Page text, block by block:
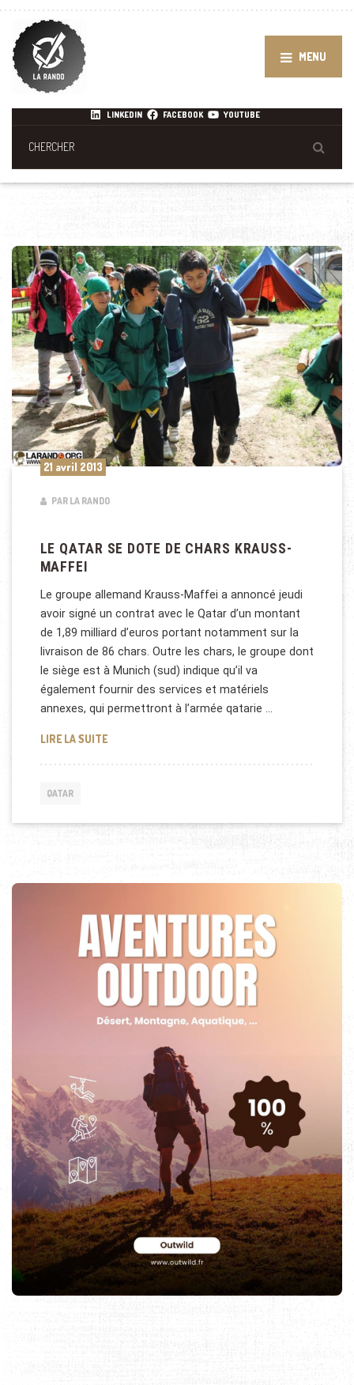
MENU
LINKEDIN FACEBOOK YOUTUBE
21 avril 2013
PAR LA RANDO
LE QATAR SE DOTE DE CHARS KRAUSS-
MAFFEI
Le groupe allemand Krauss-Maffei a annoncé jeudi
avoir signé un contrat avec le Qatar d’un montant
de 1,89 milliard d’euros portant notamment sur la
livraison de 86 chars. Outre les chars, le groupe dont
le siège est à Munich (sud) indique qu’il va
également fournir des services et matériels
annexes, qui permettront à l’armée qatarie …
LIRE LA SUITELE QATAR SE DOTE DE CHARS KRAUSS-MAFFEI
QATAR